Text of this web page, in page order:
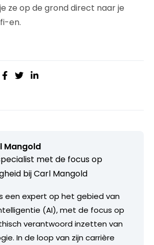
ze op de grond direct naar je
en.
Mangold
met de focus op
bij Carl Mangold
een expert op het gebied van
(AI), met de focus op
verantwoord inzetten van
In de loop van zijn carrière